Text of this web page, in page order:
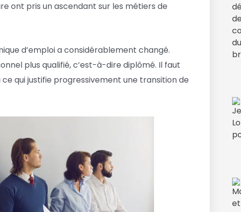
ont pris un ascendant sur les métiers de
d’emploi a considérablement changé.
plus qualifié, c’est-à-dire diplômé. Il faut
qui justifie progressivement une transition de